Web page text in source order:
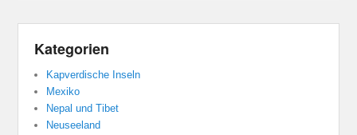
Kategorien
Kapverdische Inseln
Mexiko
Nepal und Tibet
Neuseeland